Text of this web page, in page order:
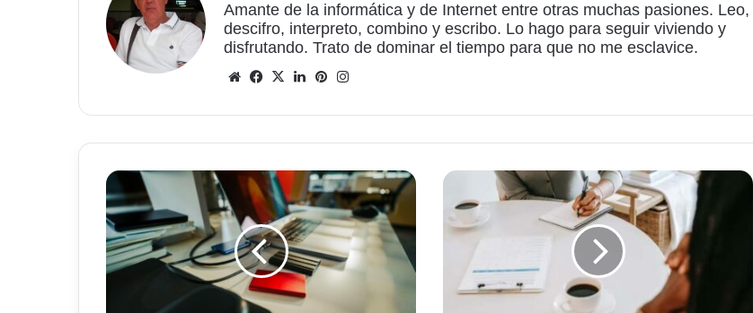
Amante de la informática y de Internet entre otras muchas pasiones. Leo,
descifro, interpreto, combino y escribo. Lo hago para seguir viviendo y
disfrutando. Trato de dominar el tiempo para que no me esclavice.
Sitio
Facebook
X LinkedInPinterest
Easeus
Partition
Master
Pro,
para
gestionar
Startpage,
buscador
que
datos